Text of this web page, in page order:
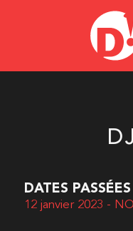
DATES PASSÉES
12 janvier 2023 -